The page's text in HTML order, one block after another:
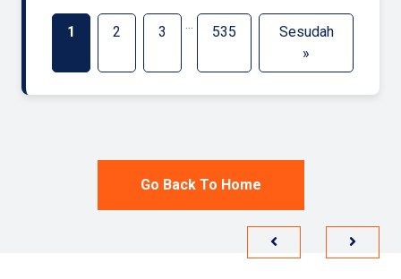
1 2 3 ... 535
Sesudah
»
Go Back To Home